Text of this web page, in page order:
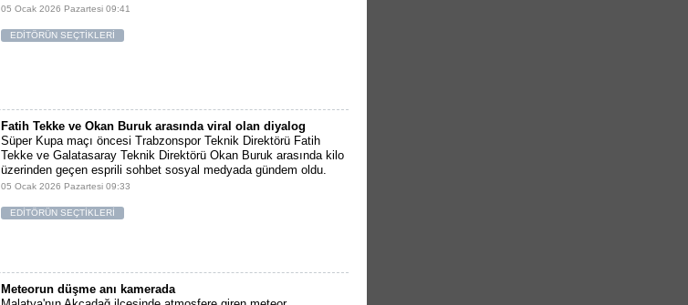
05 Ocak 2026 Pazartesi 09:41
EDİTÖRÜN SEÇTİKLERİ
Fatih Tekke ve Okan Buruk arasında viral olan diyalog
Süper Kupa maçı öncesi Trabzonspor Teknik Direktörü Fatih
Tekke ve Galatasaray Teknik Direktörü Okan Buruk arasında kilo
üzerinden geçen esprili sohbet sosyal medyada gündem oldu.
05 Ocak 2026 Pazartesi 09:33
EDİTÖRÜN SEÇTİKLERİ
Meteorun düşme anı kamerada